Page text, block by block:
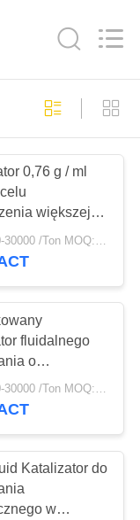
0,76 g / ml
większej
do
USD3000-30000 /Ton MOQ:1 KG
fluidalnego
o
350 m2 / G
USD3000-30000 /Ton MOQ:1 KG
Katalizator do
w